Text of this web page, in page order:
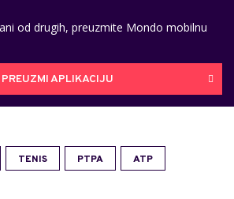
od drugih, preuzmite Mondo mobilnu
PREUZMI APLIKACIJU
TENIS PTPA ATP